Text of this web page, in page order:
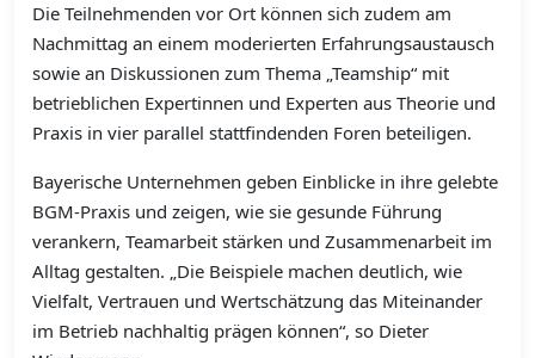
Die Teilnehmenden vor Ort können sich zudem am
Nachmittag an einem moderierten Erfahrungsaustausch
sowie an Diskussionen zum Thema „Teamship“ mit
betrieblichen Expertinnen und Experten aus Theorie und
Praxis in vier parallel stattfindenden Foren beteiligen.
Bayerische Unternehmen geben Einblicke in ihre gelebte
BGM-Praxis und zeigen, wie sie gesunde Führung
verankern, Teamarbeit stärken und Zusammenarbeit im
Alltag gestalten. „Die Beispiele machen deutlich, wie
Vielfalt, Vertrauen und Wertschätzung das Miteinander
im Betrieb nachhaltig prägen können“, so Dieter